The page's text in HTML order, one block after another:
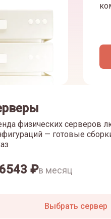
физических серверов
— готовые
6543 ₽в месяц
Выбрать сервер